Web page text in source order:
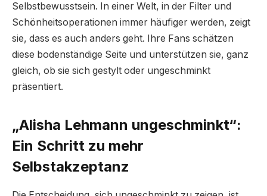
Selbstbewusstsein. In einer Welt, in der Filter und
Schönheitsoperationen immer häufiger werden, zeigt
sie, dass es auch anders geht. Ihre Fans schätzen
diese bodenständige Seite und unterstützen sie, ganz
gleich, ob sie sich gestylt oder ungeschminkt
präsentiert.
„Alisha Lehmann ungeschminkt“:
Ein Schritt zu mehr
Selbstakzeptanz